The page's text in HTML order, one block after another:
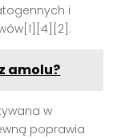
i
amolu?
w
poprawia